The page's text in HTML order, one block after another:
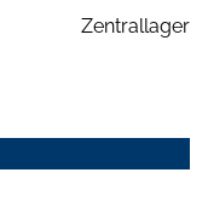
Zentrallager